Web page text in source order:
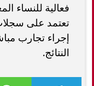
فعالية للنساء
تعتمد على
إجراء تجارب
النتائج.